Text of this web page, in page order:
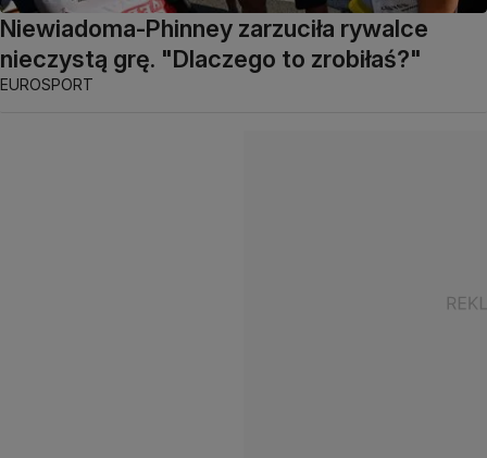
Niewiadoma-Phinney zarzuciła rywalce
nieczystą grę. "Dlaczego to zrobiłaś?"
EUROSPORT